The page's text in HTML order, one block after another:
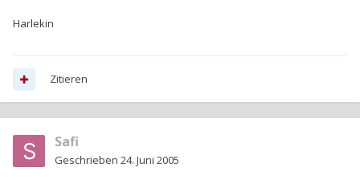
Harlekin
Zitieren
Safi
Geschrieben 24. Juni 2005